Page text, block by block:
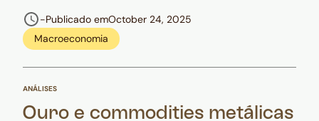
-Publicado emOctober 24, 2025
Macroeconomia
ANÁLISES
Ouro e commodities metálicas